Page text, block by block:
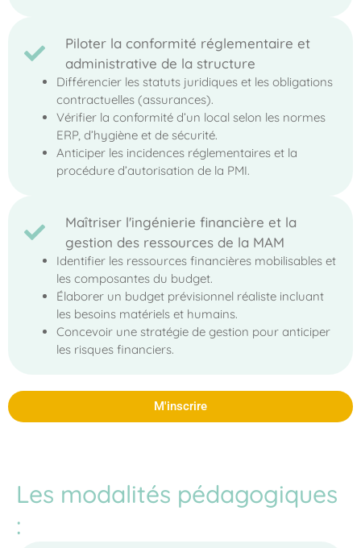
Piloter la conformité réglementaire et
administrative de la structure
Différencier les statuts juridiques et les obligations
contractuelles (assurances).
Vérifier la conformité d’un local selon les normes
ERP, d’hygiène et de sécurité.
Anticiper les incidences réglementaires et la
procédure d’autorisation de la PMI.
Maîtriser l'ingénierie financière et la
gestion des ressources de la MAM
Identifier les ressources financières mobilisables et
les composantes du budget.
Élaborer un budget prévisionnel réaliste incluant
les besoins matériels et humains.
Concevoir une stratégie de gestion pour anticiper
les risques financiers.
M'inscrire
Les modalités pédagogiques
: